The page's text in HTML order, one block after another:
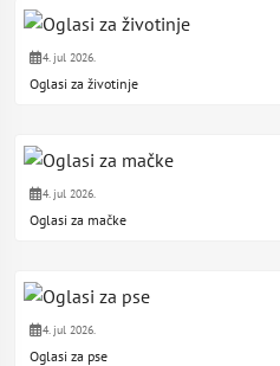
4. jul 2026.
Oglasi za životinje
4. jul 2026.
Oglasi za mačke
4. jul 2026.
Oglasi za pse